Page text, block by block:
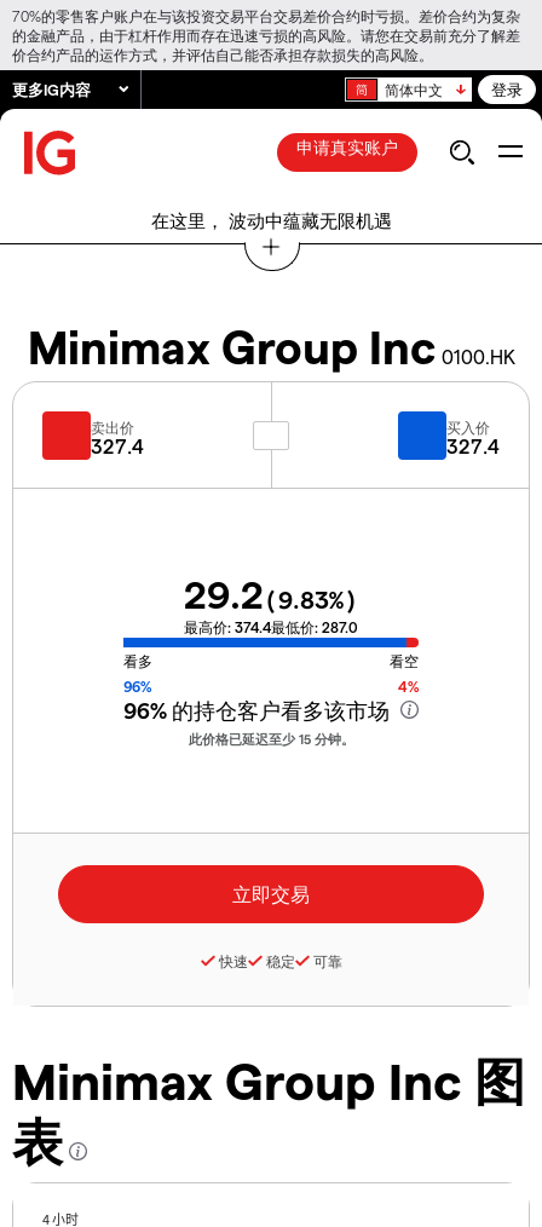
70%的零售客户账户在与该投资交易平台交易差价合约时亏损。差价合约为复杂
的金融产品，由于杠杆作用而存在迅速亏损的高风险。请您在交易前充分了解差
价合约产品的运作方式，并评估自己能否承担存款损失的高风险。
更多IG内容 简体中文 登录
申请真实账户
在这里， 波动中蕴藏无限机遇
Minimax Group Inc 0100.HK
Minimax Group Inc 图
表
4 小时
卖出价
327.4
买入价
327.4
29.2(9.83%)
最高价: 374.4最低价: 287.0
看多
看空
96%
4%
96% 的持仓客户看多该市场
此价格已延迟至少 15 分钟。
快速 稳定 可靠